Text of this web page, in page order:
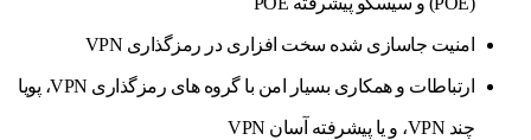
امنیت جاسازی شده سخت افزاری در رمزگذاری VPN
ارتباطات و همکاری بسیار امن با گروه های رمزگذاری VPN، پویا
چند VPN، و یا پیشرفته آسان VPN